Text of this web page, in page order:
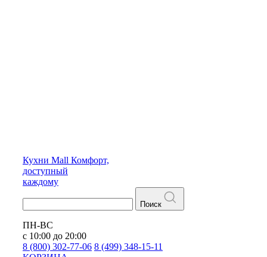
Кухни Mall Комфорт,
доступный
каждому
Поиск
ПН-ВС
с 10:00 до 20:00
8 (800) 302-77-06 8 (499) 348-15-11